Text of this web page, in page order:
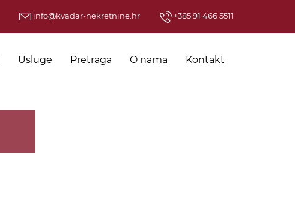
info@kvadar-nekretnine.hr +385 91 466 5511
Usluge Pretraga O nama Kontakt